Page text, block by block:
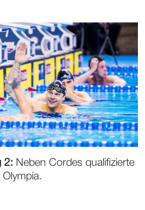
2: Neben Cordes qualifizierte